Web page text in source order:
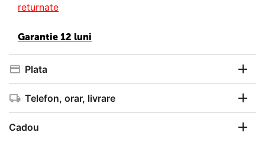
returnate
Garantie 12 luni
Plata
Telefon, orar, livrare
Cadou